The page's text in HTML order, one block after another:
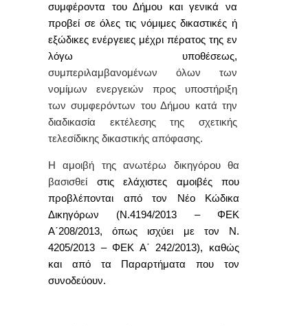
συμφέροντα του Δήμου και γενικά να
προβεί σε όλες τις νόμιμες δικαστικές ή
εξώδικες ενέργειες μέχρι πέρατος της εν
λόγω υποθέσεως,
συμπεριλαμβανομένων όλων των
νομίμων ενεργειών προς υποστήριξη
των συμφερόντων του Δήμου κατά την
διαδικασία εκτέλεσης της σχετικής
τελεσίδικης δικαστικής απόφασης.
Η αμοιβή της ανωτέρω δικηγόρου θα
βασισθεί στις ελάχιστες αμοιβές που
προβλέπονται από τον Νέο Κώδικα
Δικηγόρων (Ν.4194/2013 – ΦΕΚ
Α΄208/2013, όπως ισχύει με τον Ν.
4205/2013 – ΦΕΚ Α΄ 242/2013), καθώς
και από τα Παραρτήματα που τον
συνοδεύουν.